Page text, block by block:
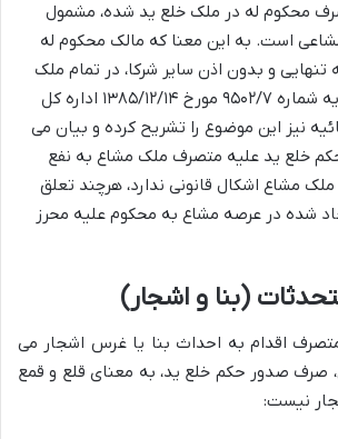
محکوم له در ملک خلع ید شده، مشمول
است. به این معنا که مالک محکوم له
تنهایی و بدون اذن سایر شرکا، در تمام ملک
تصرف کند. نظریه شماره ۹۵۰۲/۷ مورخ ۱۳۸۵/۱۲/۱۴ اداره کل
نیز این موضوع را تشریح کرده و بیان می
خلع ید علیه متصرف ملک مشاع به نفع
مشاع اشکال قانونی ندارد، هرچند تعلق
شده در عرصه مشاع به محکوم علیه محرز
(بنا و اشجار)
اقدام به احداث بنا یا غرس اشجار می
صرف صدور حکم خلع ید، به معنای قلع و قمع
نیست: